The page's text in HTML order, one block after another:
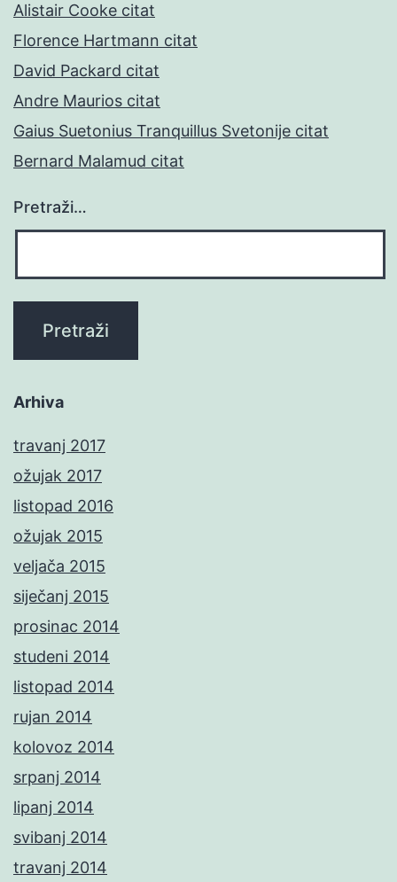
Alistair Cooke citat
Florence Hartmann citat
David Packard citat
Andre Maurios citat
Gaius Suetonius Tranquillus Svetonije citat
Bernard Malamud citat
Pretraži…
Arhiva
travanj 2017
ožujak 2017
listopad 2016
ožujak 2015
veljača 2015
siječanj 2015
prosinac 2014
studeni 2014
listopad 2014
rujan 2014
kolovoz 2014
srpanj 2014
lipanj 2014
svibanj 2014
travanj 2014